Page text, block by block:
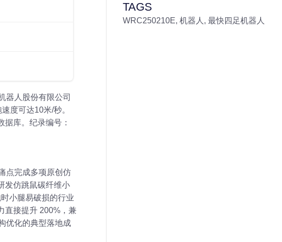
器人股份有限公司
度可达10米/秒。
据库。纪录编号：
点完成多项原创仿
发仿跳鼠碳纤维小
小腿易破损的行业
直接提升 200%，兼
优化的典型落地成
TAGS
WRC250210E, 机器人 , 最快四足机器人